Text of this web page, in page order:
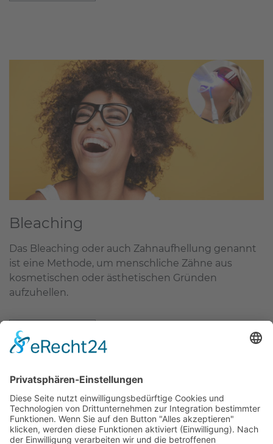
Bleaching
Das Bleaching oder auch Zahnaufhellung genannt
ist eine Methode, um menschliche Zähne aus
kosmetischen oder ästhetischen Gründen
aufzuhellen.
mehr erfahren